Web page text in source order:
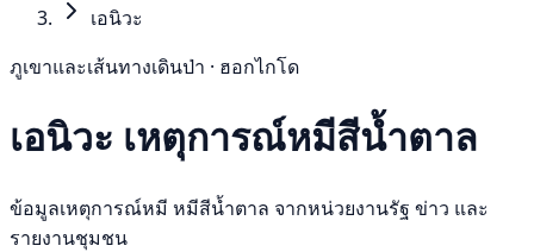
เอนิวะ
ภูเขาและเส้นทางเดินป่า · ฮอกไกโด
เอนิวะ เหตุการณ์หมีสีน้ำตาล
ข้อมูลเหตุการณ์หมี หมีสีน้ำตาล จากหน่วยงานรัฐ ข่าว และ
รายงานชุมชน